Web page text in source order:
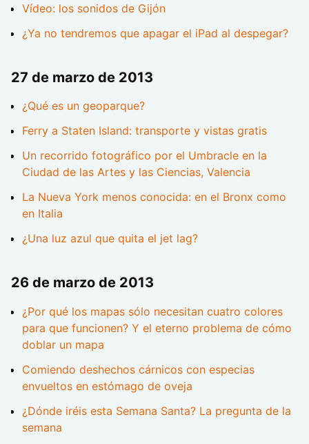
Vídeo: los sonidos de Gijón
¿Ya no tendremos que apagar el iPad al despegar?
27 de marzo de 2013
¿Qué es un geoparque?
Ferry a Staten Island: transporte y vistas gratis
Un recorrido fotográfico por el Umbracle en la
Ciudad de las Artes y las Ciencias, Valencia
La Nueva York menos conocida: en el Bronx como
en Italia
¿Una luz azul que quita el jet lag?
26 de marzo de 2013
¿Por qué los mapas sólo necesitan cuatro colores
para que funcionen? Y el eterno problema de cómo
doblar un mapa
Comiendo deshechos cárnicos con especias
envueltos en estómago de oveja
¿Dónde iréis esta Semana Santa? La pregunta de la
semana